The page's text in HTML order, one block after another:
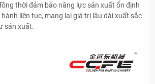
thời đảm bảo năng lực sản xuất ổn định
liên tục, mang lại giá trị lâu dài xuất sắc
sản xuất.